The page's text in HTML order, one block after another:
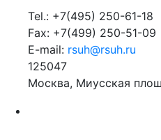
Tel.: +7(495) 250-61-18
Fax: +7(499) 250-51-09
E-mail: rsuh@rsuh.ru
125047
Москва, Миусская